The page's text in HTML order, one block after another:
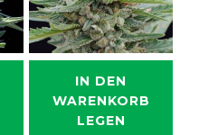
können
auf
der
Produktseite
gewählt
werden
IN DEN
WARENKORB
LEGEN